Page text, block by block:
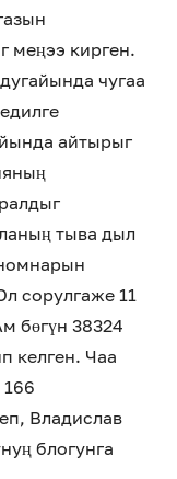
меңээ кирген.
чугаа
айтырыг
тыва дыл
сорулгаже 11
бөгүн 38324
келген. Чаа
Владислав
блогунга